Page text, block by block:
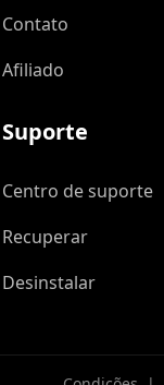
Contato
Afiliado
Suporte
Centro de suporte
Recuperar
Desinstalar